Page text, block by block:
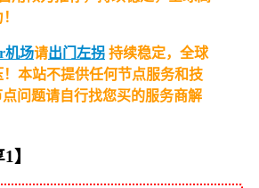
机场请出门左拐 持续稳定，全球
本站不提供任何节点服务和技
问题请自行找您买的服务商解
1】